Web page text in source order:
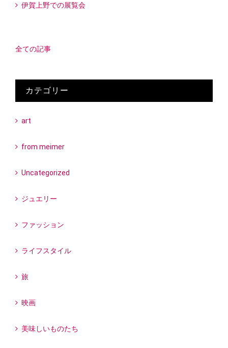
伊賀上野での展覧会
全ての記事
カテゴリー
art
from meimer
Uncategorized
ジュエリー
ファッション
ライフスタイル
旅
映画
美味しいものたち